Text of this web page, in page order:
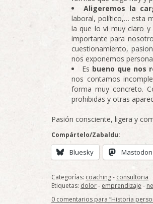
Aligeremos la
laboral, político,… esta
la que lo vi muy claro
importante para
cuestionamiento,
nos exponemos
Es bueno que nos
nos contamos
forma muy concreto.
prohibidas y otras
Pasión consciente, ligera y
Compártelo/Zabaldu:
Bluesky Mastodon
Categorías: coaching- consultoria
Etiquetas: dolor- emprendizaje -
0 comentarios para “Historia